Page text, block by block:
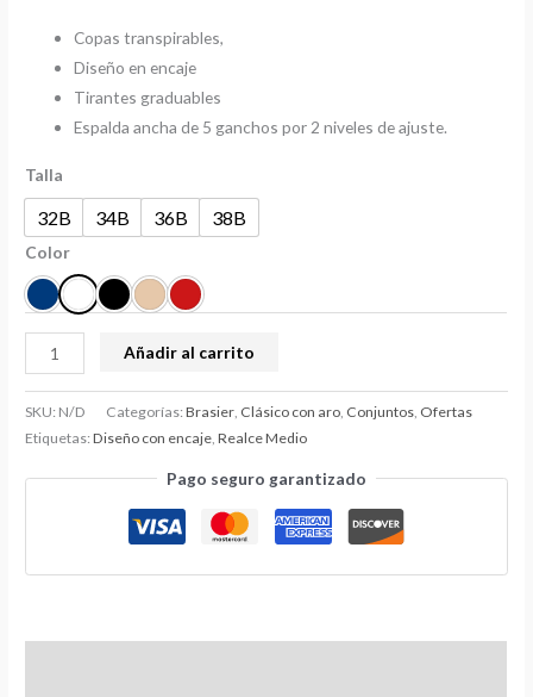
Copas transpirables,
Diseño en encaje
Tirantes graduables
Espalda ancha de 5 ganchos por 2 niveles de ajuste.
Talla
32B 34B 36B 38B
Color
Añadir al carrito
SKU: N/D Categorías:Brasier, Clásico con aro, Conjuntos, Ofertas
Etiquetas:Diseño con encaje,Realce Medio
Pago seguro garantizado